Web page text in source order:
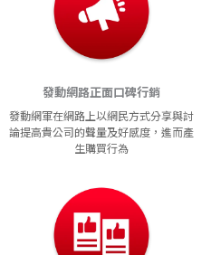
發動網路正面口碑行銷
發動網軍在網路上以網民方式分享與討
論提高貴公司的聲量及好感度，進而產
生購買行為